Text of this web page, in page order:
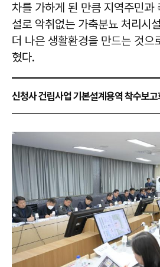
차를 가하게 된 만큼 지역주민과
설로 악취없는 가축분뇨 처리시
더 나은 생활환경을 만드는 것으
혔다.
신청사 건립사업 기본설계용역 착수보고